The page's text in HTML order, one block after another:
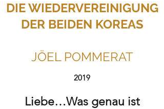
DIE WIEDERVEREINIGUNG
DER BEIDEN KOREAS
JÖEL POMMERAT
2019
Liebe…Was genau ist